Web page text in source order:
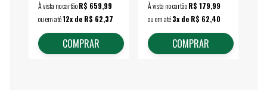
À vista no cartãoR$ 659,99
ou em até12x de R$ 62,37
COMPRAR
À vista no cartãoR$ 179,99
ou em até3x de R$ 62,40
COMPRAR